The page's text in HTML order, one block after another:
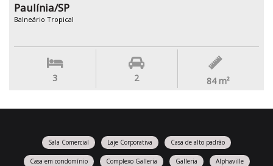
Paulínia/SP
Balneário Tropical
3 2 84 m²
Sala Comercial Laje Corporativa Casa de alto padrão
Casa em condomínio Complexo Galleria Galleria Alphaville